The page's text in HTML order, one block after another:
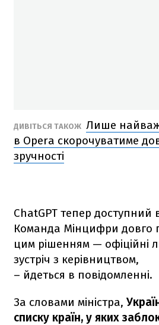
ДИВІТЬСЯ ТАКОЖ Лише
в Opera скорочуватиме
зручності
ChatGPT тепер доступний
Команда Мінцифри довго
цим рішенням — офіційні
зустріч з керівництвом,
– йдеться в повідомленні.
За словами міністра,
списку країн, у яких